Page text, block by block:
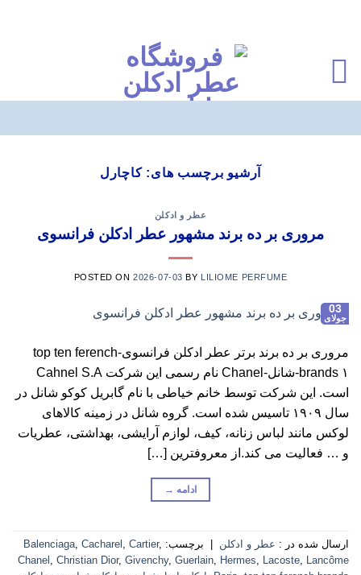
آرشیو برچسب های:کاچارل
عطر و ادکلن
مروری بر ده برند مشهور عطر ادکلن فرانسوی
POSTED ON2026-07-03 BY LILIOME PERFUME
03
جولای
مروری بر ده برند برتر عطر ادکلن فرانسوی-top ten ferench
brands ۱-شانل-Chanel نام رسمی این شرکت Cahnel S.A
است. این شرکت توسط خانم خیاطی با نام گابریل کوکو شانل در
سال ۱۹۰۹ تاسیس شده است. گروه شانل در زمینه کالاهای
لوکس مانند لباس زنانه، کیف، لوازم آرایشی، بهداشتی، عطریات
و … فعالیت می کند.از معروفترین […]
ادامه →
ارسال شده در : عطر و ادکلن برچسب: Balenciaga, Cacharel , Cartier,
Chanel , Christian Dior, Givenchy, Guerlain, Hermes, Lacoste, Lancôme